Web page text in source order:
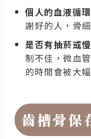
個人的血液循
謝好的人，骨
是否有抽菸或
制不佳，微血
的時間會被大
齒槽骨保